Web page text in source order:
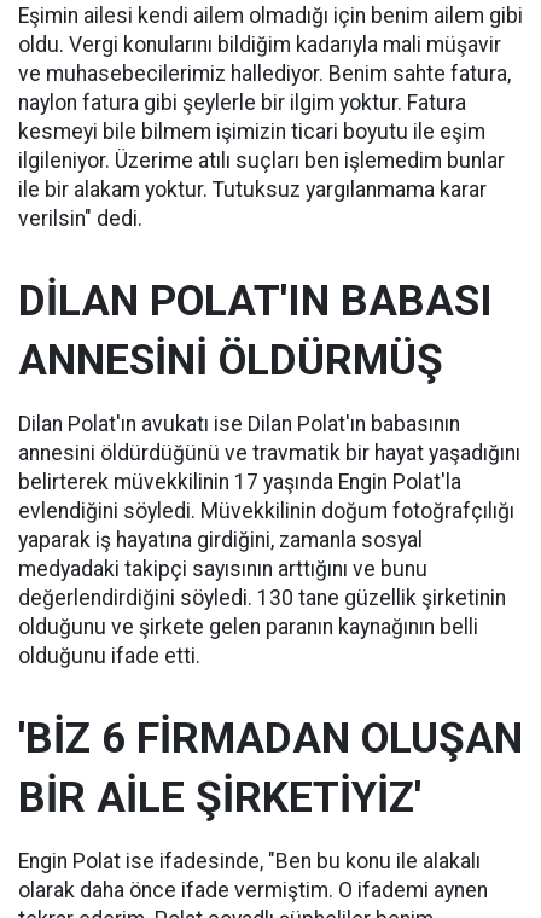
Eşimin ailesi kendi ailem olmadığı için benim ailem gibi
oldu. Vergi konularını bildiğim kadarıyla mali müşavir
ve muhasebecilerimiz hallediyor. Benim sahte fatura,
naylon fatura gibi şeylerle bir ilgim yoktur. Fatura
kesmeyi bile bilmem işimizin ticari boyutu ile eşim
ilgileniyor. Üzerime atılı suçları ben işlemedim bunlar
ile bir alakam yoktur. Tutuksuz yargılanmama karar
verilsin" dedi.
DİLAN POLAT'IN BABASI
ANNESİNİ ÖLDÜRMÜŞ
Dilan Polat'ın avukatı ise Dilan Polat'ın babasının
annesini öldürdüğünü ve travmatik bir hayat yaşadığını
belirterek müvekkilinin 17 yaşında Engin Polat'la
evlendiğini söyledi. Müvekkilinin doğum fotoğrafçılığı
yaparak iş hayatına girdiğini, zamanla sosyal
medyadaki takipçi sayısının arttığını ve bunu
değerlendirdiğini söyledi. 130 tane güzellik şirketinin
olduğunu ve şirkete gelen paranın kaynağının belli
olduğunu ifade etti.
'BİZ 6 FİRMADAN OLUŞAN
BİR AİLE ŞİRKETİYİZ'
Engin Polat ise ifadesinde, "Ben bu konu ile alakalı
olarak daha önce ifade vermiştim. O ifademi aynen